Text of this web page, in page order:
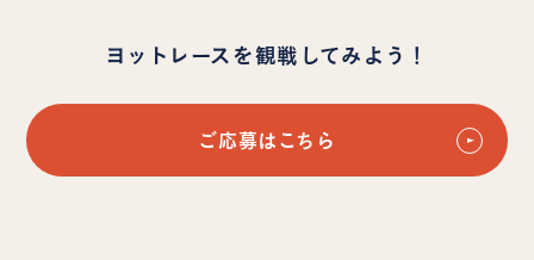
ヨットレースを観戦してみよう！
ご応募はこちら